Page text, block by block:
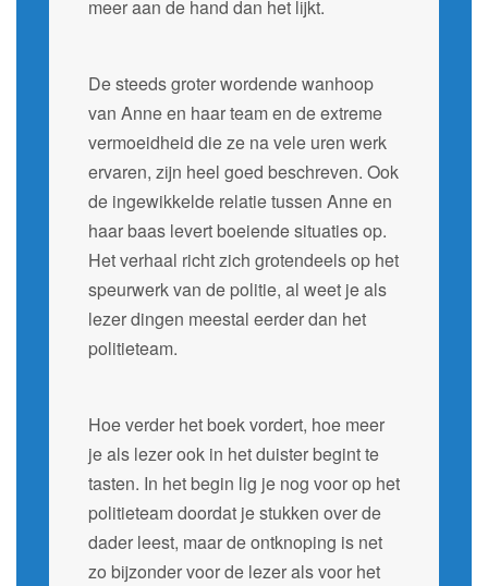
meer aan de hand dan het lijkt.
De steeds groter wordende wanhoop
van Anne en haar team en de extreme
vermoeidheid die ze na vele uren werk
ervaren, zijn heel goed beschreven. Ook
de ingewikkelde relatie tussen Anne en
haar baas levert boeiende situaties op.
Het verhaal richt zich grotendeels op het
speurwerk van de politie, al weet je als
lezer dingen meestal eerder dan het
politieteam.
Hoe verder het boek vordert, hoe meer
je als lezer ook in het duister begint te
tasten. In het begin lig je nog voor op het
politieteam doordat je stukken over de
dader leest, maar de ontknoping is net
zo bijzonder voor de lezer als voor het